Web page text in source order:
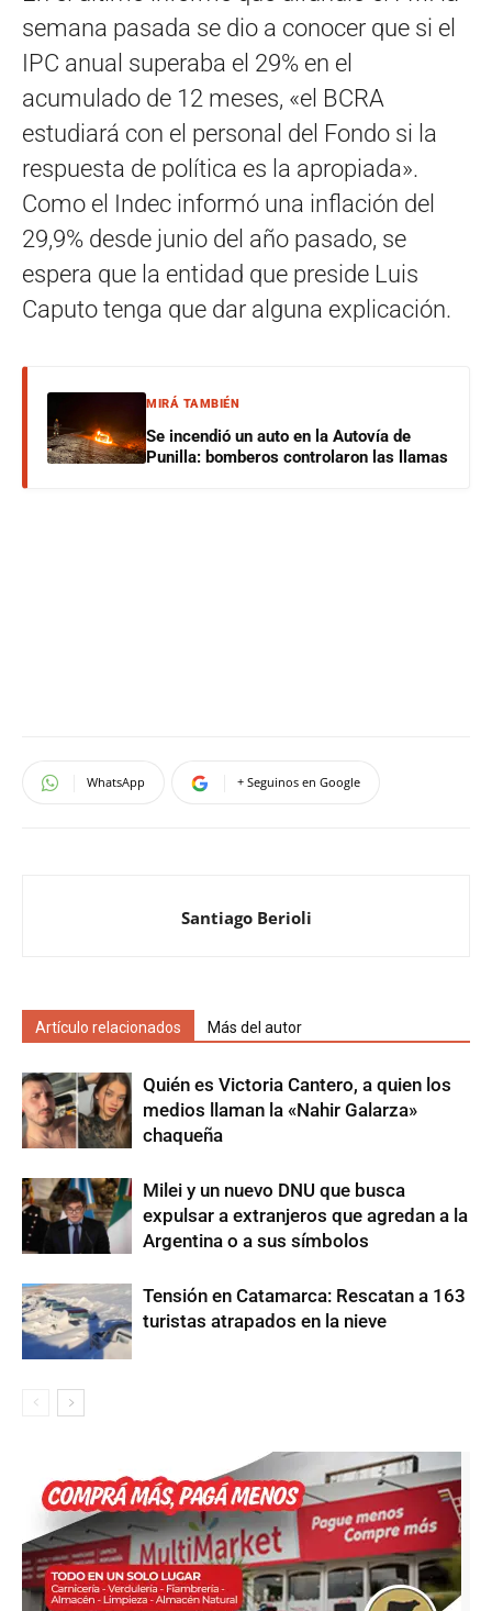
semana pasada se dio a conocer que si el
IPC anual superaba el 29% en el
acumulado de 12 meses, «el BCRA
estudiará con el personal del Fondo si la
respuesta de política es la apropiada».
Como el Indec informó una inflación del
29,9% desde junio del año pasado, se
espera que la entidad que preside Luis
Caputo tenga que dar alguna explicación.
MIRÁ TAMBIÉN
Se incendió un auto en la Autovía de
Punilla: bomberos controlaron las llamas
WhatsApp + Seguinos en Google
Santiago Berioli
Artículo relacionados Más del autor
Quién es Victoria Cantero, a quien los
medios llaman la «Nahir Galarza»
chaqueña
Milei y un nuevo DNU que busca
expulsar a extranjeros que agredan a la
Argentina o a sus símbolos
Tensión en Catamarca: Rescatan a 163
turistas atrapados en la nieve